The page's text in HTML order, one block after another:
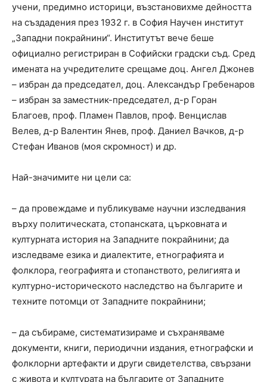
учени, предимно историци, възстановихме дейността
на създадения през 1932 г. в София Научен институт
„Западни покрайнини“. Институтът вече беше
официално регистриран в Софийски градски съд. Сред
имената на учредителите срещаме доц. Ангел Джонев
– избран да председател, доц. Александър Гребенаров
– избран за заместник-председател, д-р Горан
Благоев, проф. Пламен Павлов, проф. Венцислав
Велев, д-р Валентин Янев, проф. Даниел Вачков, д-р
Стефан Иванов (моя скромност) и др.
Най-значимите ни цели са:
– да провеждаме и публикуваме научни изследвания
върху политическата, стопанската, църковната и
културната история на Западните покрайнини; да
изследваме езика и диалектите, етнографията и
фолклора, географията и стопанството, религията и
културно-историческото наследство на българите и
техните потомци от Западните покрайнини;
– да събираме, систематизираме и съхраняваме
документи, книги, периодични издания, етнографски и
фолклорни артефакти и други свидетелства, свързани
с живота и културата на българите от Западните